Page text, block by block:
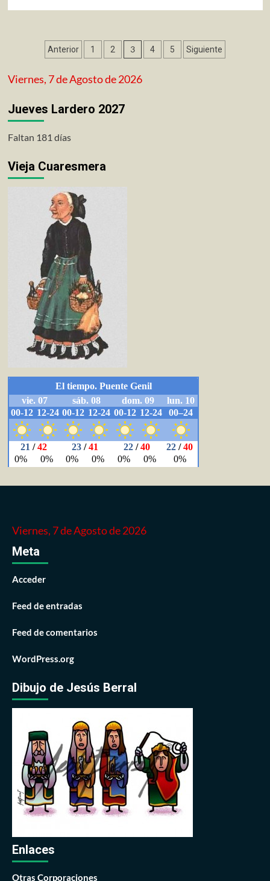
Paginación
de
entradas
Anterior 1 2 3 4 5 Siguiente
Viernes, 7 de Agosto de 2026
Jueves Lardero 2027
Faltan 181 días
Vieja Cuaresmera
Viernes, 7 de Agosto de 2026
Meta
Acceder
Feed de entradas
Feed de comentarios
WordPress.org
Dibujo de Jesús Berral
Enlaces
Otras Corporaciones